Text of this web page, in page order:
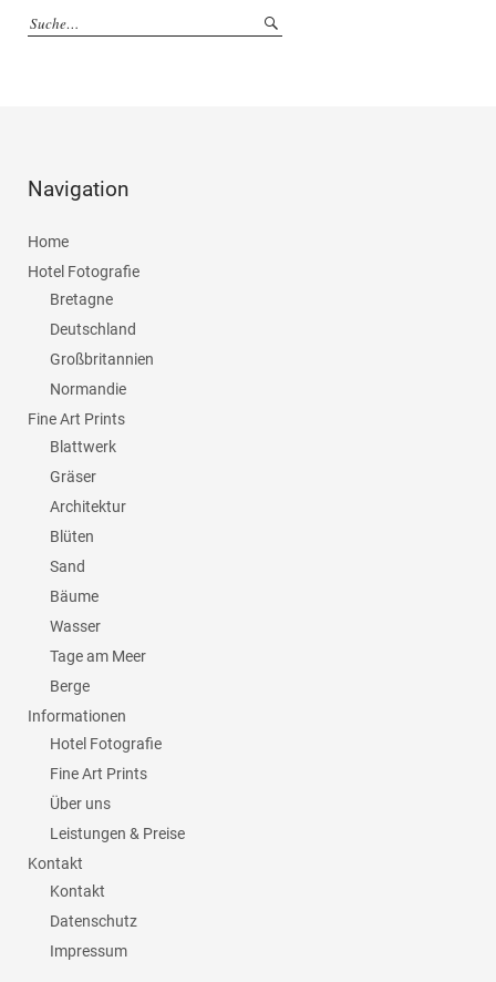
Navigation
Home
Hotel Fotografie
Bretagne
Deutschland
Großbritannien
Normandie
Fine Art Prints
Blattwerk
Gräser
Architektur
Blüten
Sand
Bäume
Wasser
Tage am Meer
Berge
Informationen
Hotel Fotografie
Fine Art Prints
Über uns
Leistungen & Preise
Kontakt
Kontakt
Datenschutz
Impressum